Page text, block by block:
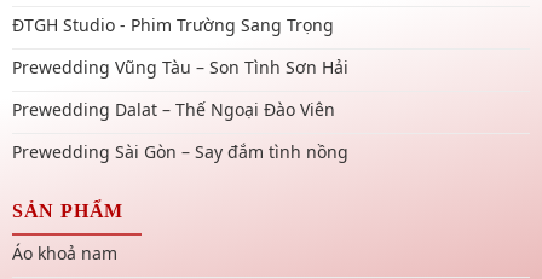
ĐTGH Studio - Phim Trường Sang Trọng
Prewedding Vũng Tàu – Son Tình Sơn Hải
Prewedding Dalat – Thế Ngoại Đào Viên
Prewedding Sài Gòn – Say đắm tình nồng
SẢN PHẨM
Áo khoả nam